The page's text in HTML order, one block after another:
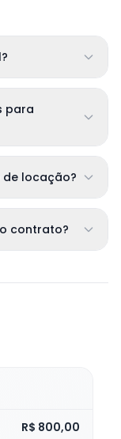
para
locação?
contrato?
R$ 800,00